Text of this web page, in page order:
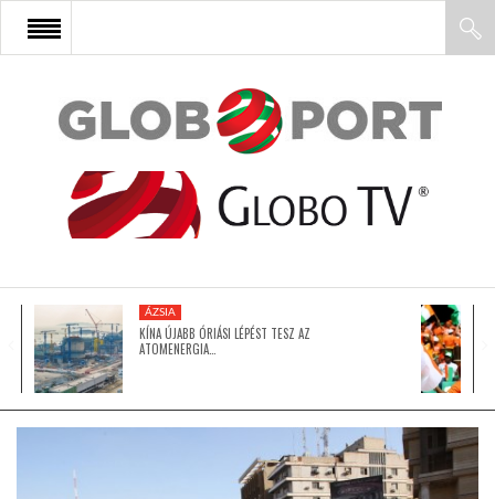
FŐOLDAL
AFRIKA
ÁZSIA
LATIN-AMERIKA
ÁZSIA
KÍNA ÚJABB ÓRIÁSI LÉPÉST TESZ AZ
ATOMENERGIA…